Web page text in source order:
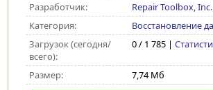
Разработчик:
Repair Toolbox, Inc.
Категория:
Восстановление
Загрузок (сегодня/
всего):
0 / 1 785 |
Размер: 7,74 Мб